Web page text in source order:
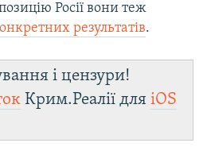
Росії вони теж
результатів.
і цензури!
Крим.Реалії для iOS